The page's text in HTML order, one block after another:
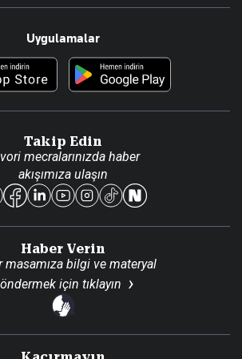
Uygulamalar
Takip Edin
mecralarınızda haber
akışımıza ulaşın
Haber Verin
masamıza bilgi ve materyal
için tıklayın